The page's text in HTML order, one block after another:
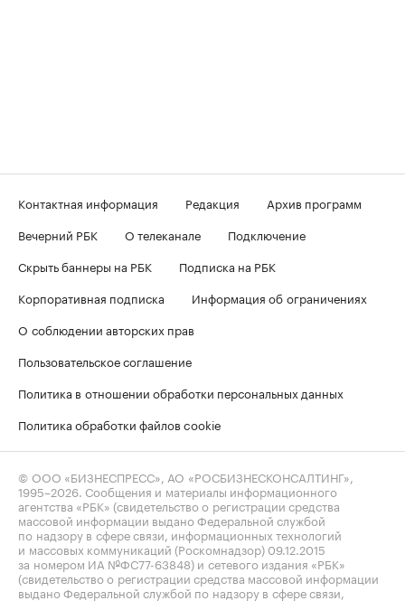
Контактная информация Редакция
Архив программ
Вечерний РБК
О телеканале
Подключение
Скрыть баннеры на РБК
Подписка на РБК
Корпоративная подписка
Информация об ограничениях
О соблюдении авторских прав
Пользовательское соглашение
Политика в отношении обработки персональных данных
Политика обработки файлов cookie
© ООО «БИЗНЕСПРЕСС», АО «РОСБИЗНЕСКОНСАЛТИНГ»,
1995–2026 . Сообщения и материалы информационного
агентства «РБК» (свидетельство о регистрации средства
массовой информации выдано Федеральной службой
по надзору в сфере связи, информационных технологий
и массовых коммуникаций (Роскомнадзор) 09.12.2015
за номером ИА №ФС77-63848) и сетевого издания «РБК»
(свидетельство о регистрации средства массовой информации
выдано Федеральной службой по надзору в сфере связи,